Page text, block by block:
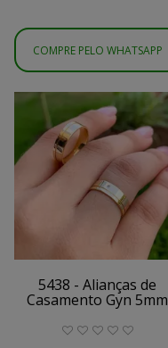
COMPRE PELO WHATSAPP
5438 - Alianças de
Casamento Gyn 5mm